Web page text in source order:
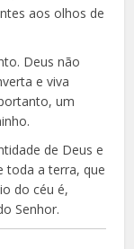
aos olhos de
Deus não
e viva
um
de Deus e
toda a terra, que
do céu é,
Senhor.